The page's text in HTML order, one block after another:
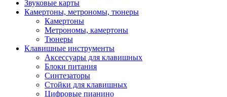
Звуковые карты
Камертоны, метрономы, тюнеры
Камертоны
Метрономы, камертоны
Тюнеры
Клавишные инструменты
Аксессуары для клавишных
Блоки питания
Синтезаторы
Стойки для клавишных
Цифровые пианино